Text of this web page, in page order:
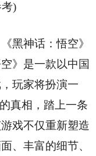
)
黑神话：悟空》
》是一款以中国
玩家将扮演一
真相，踏上一条
戏不仅重新塑造
、丰富的细节、